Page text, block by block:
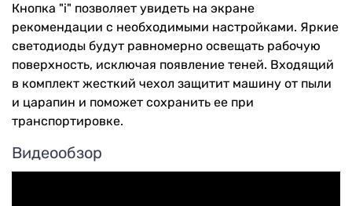
Кнопка "i" позволяет увидеть на экране
рекомендации с необходимыми настройками. Яркие
светодиоды будут равномерно освещать рабочую
поверхность, исключая появление теней. Входящий
в комплект жесткий чехол защитит машину от пыли
и царапин и поможет сохранить ее при
транспортировке.
Видеообзор